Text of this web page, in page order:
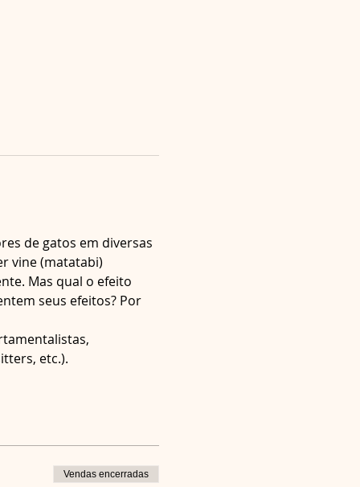
de gatos em diversas
vine (matatabi)
Mas qual o efeito
seus efeitos? Por
etc.).
Vendas encerradas